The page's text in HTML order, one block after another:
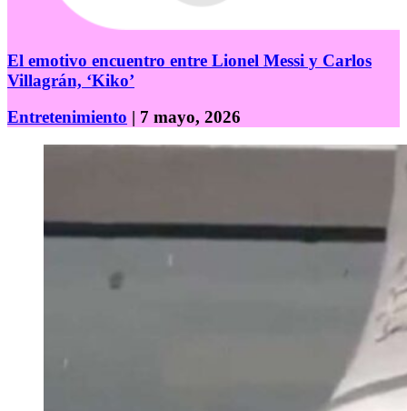
El emotivo encuentro entre Lionel Messi y Carlos
Villagrán, ‘Kiko’
Entretenimiento | 7 mayo, 2026